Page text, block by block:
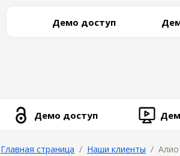
Демо доступ
Демо доступ
Главная страница / Наши клиенты /